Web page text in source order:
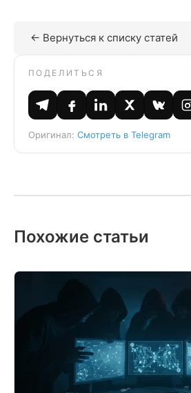
← Вернуться к списку статей
ПОДЕЛИТЬСЯ
Оригинал: Смотреть в Telegram
Похожие статьи